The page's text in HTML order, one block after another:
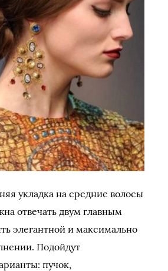
укладка на средние волосы
отвечать двум главным
элегантной и максимально
Подойдут
пучок,